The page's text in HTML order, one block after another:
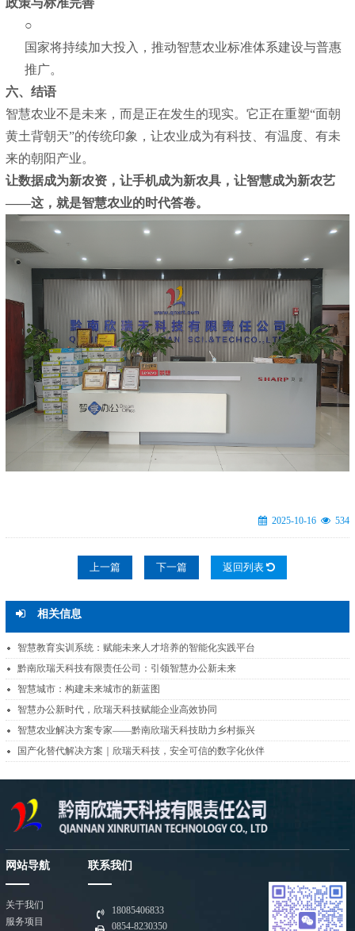
政策与标准完善
○
国家将持续加大投入，推动智慧农业标准体系建设与普惠
推广。
六、结语
智慧农业不是未来，而是正在发生的现实。它正在重塑“面朝
黄土背朝天”的传统印象，让农业成为有科技、有温度、有未
来的朝阳产业。
让数据成为新农资，让手机成为新农具，让智慧成为新农艺
——这，就是智慧农业的时代答卷。
2025-10-16 534
上一篇 下一篇 返回列表
相关信息
智慧教育实训系统：赋能未来人才培养的智能化实践平台
黔南欣瑞天科技有限责任公司：引领智慧办公新未来
智慧城市：构建未来城市的新蓝图
智慧办公新时代，欣瑞天科技赋能企业高效协同
智慧农业解决方案专家——黔南欣瑞天科技助力乡村振兴
国产化替代解决方案｜欣瑞天科技，安全可信的数字化伙伴
网站导航
关于我们
服务项目
联系我们
18085406833
0854-8230350